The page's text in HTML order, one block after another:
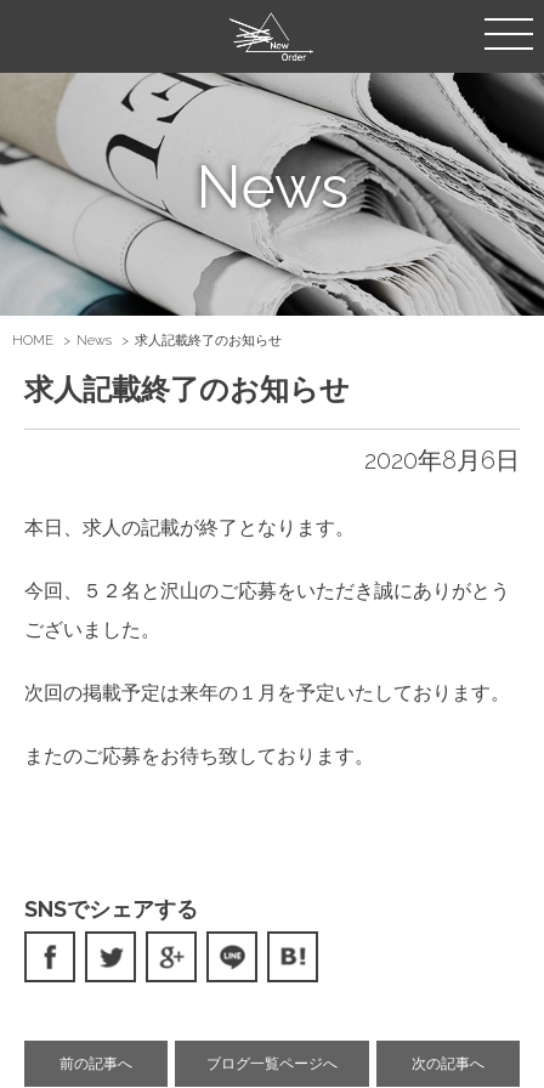
News
HOME News 求人記載終了のお知らせ
求人記載終了のお知らせ
2020年8月6日
本日、求人の記載が終了となります。
今回、５２名と沢山のご応募をいただき誠にありがとう
ございました。
次回の掲載予定は来年の１月を予定いたしております。
またのご応募をお待ち致しております。
SNSでシェアする
前の記事へ ブログ一覧ページへ 次の記事へ